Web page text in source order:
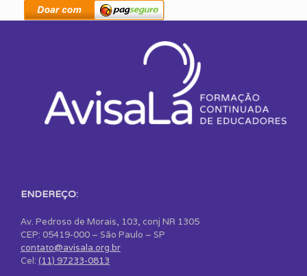
ENDEREÇO:
Av. Pedroso de Morais, 103, conj NR 1305
CEP: 05419-000 – São Paulo – SP
contato@avisala.org.br
Cel: (11) 97233-0813